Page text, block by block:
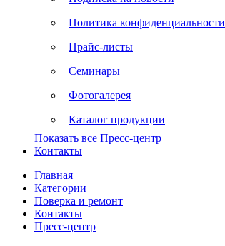
Политика конфиденциальности
Прайс-листы
Семинары
Фотогалерея
Каталог продукции
Показать все Пресс-центр
Контакты
Главная
Категории
Поверка и ремонт
Контакты
Пресс-центр